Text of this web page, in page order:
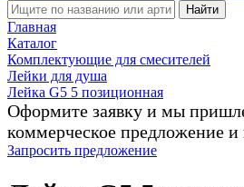
Найти
Главная
Каталог
Комплектующие для смесителей
Лейки для душа
Лейка G5 5 позиционная
Оформите заявку и мы
коммерческое предложение и
Запросить предложение